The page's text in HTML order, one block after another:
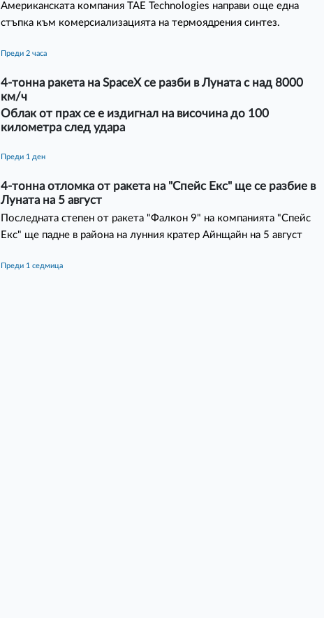
Американската компания TAE Technologies направи още една
стъпка към комерсиализацията на термоядрения синтез.
преди 2 часа
4-тонна ракета на SpaceX се разби в Луната с над 8000
км/ч
Облак от прах се е издигнал на височина до 100
километра след удара
преди 1 ден
4-тонна отломка от ракета на "Спейс Екс" ще се разбие в
Луната на 5 август
Последната степен от ракета "Фалкон 9" на компанията "Спейс
Екс" ще падне в района на лунния кратер Айнщайн на 5 август
преди 1 седмица